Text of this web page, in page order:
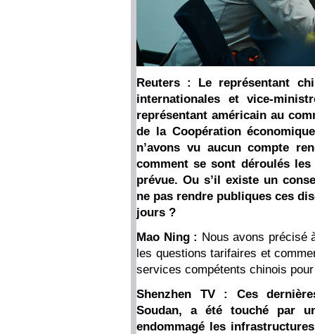
Reuters : Le représentant
internationales et vice-
représentant américain au
de la Coopération
n’avons vu aucun compte
comment se sont déroulés
prévue. Ou s’il existe un
ne pas rendre publiques ces
jours ?
Mao Ning : Nous avons précisé
les questions tarifaires et
services compétents chinois
Shenzhen TV : Ces
Soudan, a été touché par
endommagé les